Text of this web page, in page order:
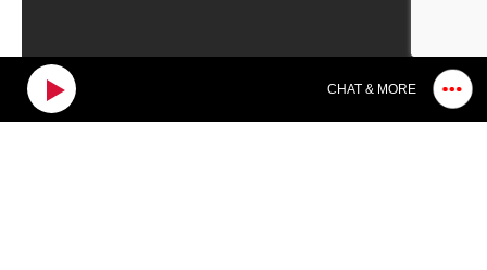
CHAT & MORE